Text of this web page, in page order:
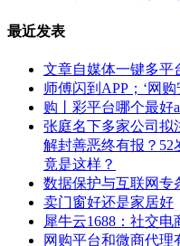
最近发表
文章自媒体一键多平
师傅闪到APP；‘网
购丨彩平台哪个最好
张庭名下多家公司拟
解封善恶终有报？52
竟是这样？
数据保护与互联网专
卖门窗好还是家居好
犀牛云1688：社交
网购平台和微商代